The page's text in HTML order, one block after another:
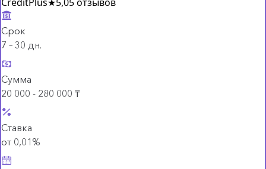
Срок
7 – 30 дн.
Сумма
20 000 - 280 000 ₸
Ставка
от 0,01%